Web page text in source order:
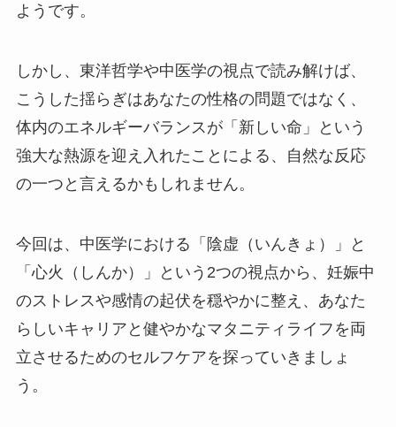
ようです。
しかし、東洋哲学や中医学の視点で読み解けば、
こうした揺らぎはあなたの性格の問題ではなく、
体内のエネルギーバランスが「新しい命」という
強大な熱源を迎え入れたことによる、自然な反応
の一つと言えるかもしれません。
今回は、中医学における「陰虚（いんきょ）」と
「心火（しんか）」という2つの視点から、妊娠中
のストレスや感情の起伏を穏やかに整え、あなた
らしいキャリアと健やかなマタニティライフを両
立させるためのセルフケアを探っていきましょ
う。